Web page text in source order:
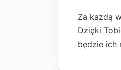
Za każdą
Dzięki
będzie ich